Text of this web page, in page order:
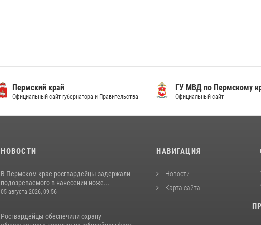
Пермский край
Официальный сайт губернатора и Правительства
ГУ МВД по Пермскому
Официальный сайт
НОВОСТИ
В Пермском крае росгвардейцы задержали
подозреваемого в нанесении ноже...
05 августа 2026, 09:56
Росгвардейцы обеспечили охрану
НАВИГАЦИЯ
Новости
Карта сайта